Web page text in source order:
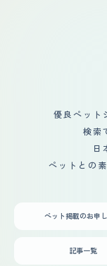
優良ペット
検索
日
ペットとの
ペット掲載のお申
記事一覧